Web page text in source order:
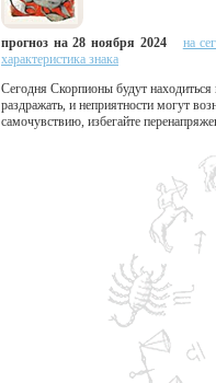
прогноз на 28 ноября 2024
на
характеристика знака
Сегодня Скорпионы будут
раздражать, и неприятности могут
самочувствию, избегайте